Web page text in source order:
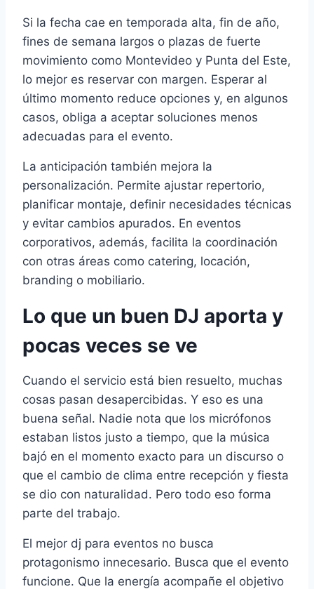
Si la fecha cae en temporada alta, fin de año,
fines de semana largos o plazas de fuerte
movimiento como Montevideo y Punta del Este,
lo mejor es reservar con margen. Esperar al
último momento reduce opciones y, en algunos
casos, obliga a aceptar soluciones menos
adecuadas para el evento.
La anticipación también mejora la
personalización. Permite ajustar repertorio,
planificar montaje, definir necesidades técnicas
y evitar cambios apurados. En eventos
corporativos, además, facilita la coordinación
con otras áreas como catering, locación,
branding o mobiliario.
Lo que un buen DJ aporta y
pocas veces se ve
Cuando el servicio está bien resuelto, muchas
cosas pasan desapercibidas. Y eso es una
buena señal. Nadie nota que los micrófonos
estaban listos justo a tiempo, que la música
bajó en el momento exacto para un discurso o
que el cambio de clima entre recepción y fiesta
se dio con naturalidad. Pero todo eso forma
parte del trabajo.
El mejor dj para eventos no busca
protagonismo innecesario. Busca que el evento
funcione. Que la energía acompañe el objetivo